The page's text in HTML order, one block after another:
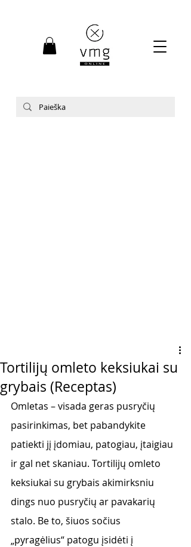
Tortilijų omleto keksiukai su
grybais (Receptas)
Omletas – visada geras pusryčių
pasirinkimas, bet pabandykite
patiekti jį įdomiau, patogiau, įtaigiau
ir gal net skaniau. Tortilijų omleto
keksiukai su grybais akimirksniu
dings nuo pusryčių ar pavakarių
stalo. Be to, šiuos sočius
„pyragėlius“ patogu įsidėti į